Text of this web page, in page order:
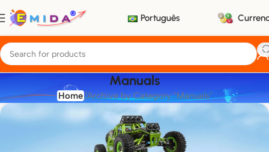
Português
Manuals
Home Archive by Category "Manuals"